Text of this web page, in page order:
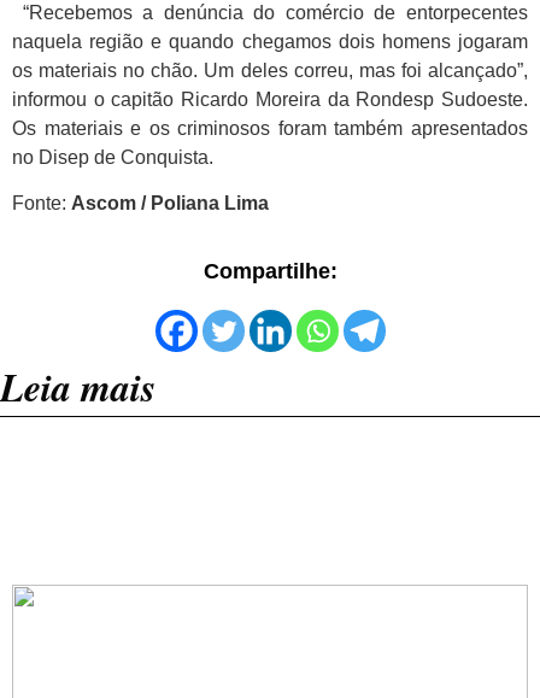
“Recebemos a denúncia do comércio de entorpecentes
naquela região e quando chegamos dois homens jogaram
os materiais no chão. Um deles correu, mas foi alcançado”,
informou o capitão Ricardo Moreira da Rondesp Sudoeste.
Os materiais e os criminosos foram também apresentados
no Disep de Conquista.
Fonte: Ascom / Poliana Lima
Compartilhe:
Leia mais